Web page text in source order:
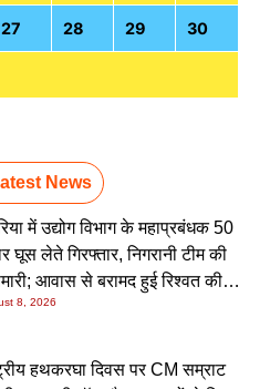
27 28 29 30
News
में उद्योग विभाग के महाप्रबंधक 50
घूस लेते गिरफ्तार, निगरानी टीम की
आवास से बरामद हुई रिश्वत की
8, 2026
हथकरघा दिवस पर CM सम्राट